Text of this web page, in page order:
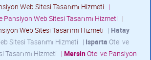
Web Sitesi Tasarımı Hizmeti |
Pansiyon Web Sitesi Tasarımı Hizmeti |
Web Sitesi Tasarımı Hizmeti | Hatay
Sitesi Tasarımı Hizmeti | Isparta Otel ve
Tasarımı Hizmeti | MersinOtel ve Pansiyon